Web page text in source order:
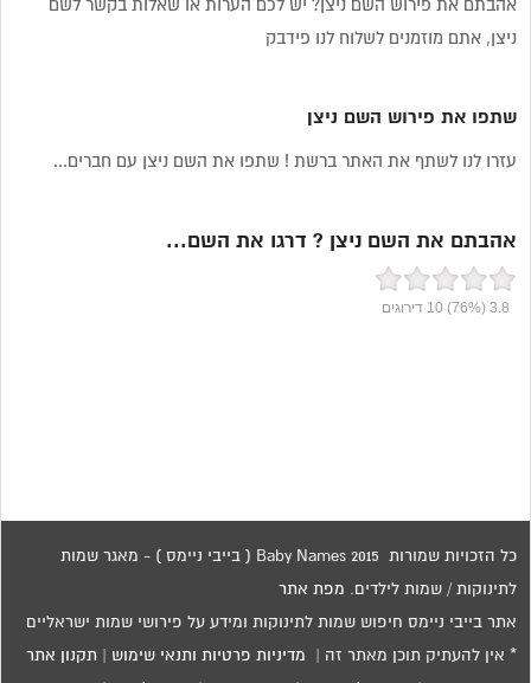
אהבתם את פירוש השם ניצן? יש לכם הערות או שאלות בקשר לשם
ניצן, אתם מוזמנים לשלוח לנו פידבק
שתפו את פירוש השם ניצן
עזרו לנו לשתף את האתר ברשת ! שתפו את השם ניצן עם חברים...
אהבתם את השם ניצן ? דרגו את השם...
3.8
(76%)
10 דירוגים
כל הזכויות שמורות 2015 Baby Names ( בייבי ניימס ) - מאגר שמות
לתינוקות / שמות לילדים. מפת אתר
אתר בייבי ניימס חיפוש שמות לתינוקות ומידע על פירושי שמות ישראליים
* אין להעתיק תוכן מאתר זה | מדיניות פרטיות ותנאי שימוש תקנון אתר